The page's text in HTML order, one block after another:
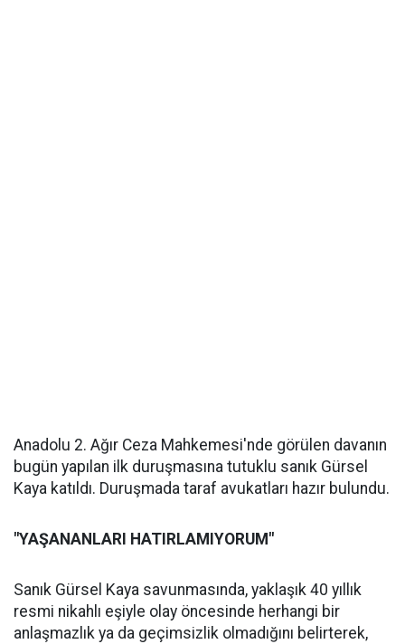
Anadolu 2. Ağır Ceza Mahkemesi'nde görülen davanın
bugün yapılan ilk duruşmasına tutuklu sanık Gürsel
Kaya katıldı. Duruşmada taraf avukatları hazır bulundu.
"YAŞANANLARI HATIRLAMIYORUM"
Sanık Gürsel Kaya savunmasında, yaklaşık 40 yıllık
resmi nikahlı eşiyle olay öncesinde herhangi bir
anlaşmazlık ya da geçimsizlik olmadığını belirterek,